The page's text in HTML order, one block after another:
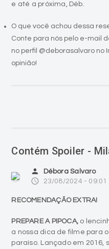
e até a próxima, Déb.
O que você achou dessa
Conte para nós pelo e-mail
no perfil @deborasalvaro no
opinião!
Contém Spoiler -
person Débora Salvaro
access_time 23/08/2024 - 09:01
RECOMENDAÇÃO EXTRA!
PREPARE A PIPOCA, o
a nossa dica de filme para
paraíso. Lançado em 2016,